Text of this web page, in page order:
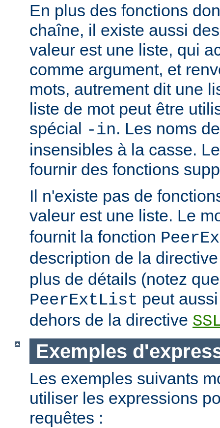
En plus des fonctions
chaîne, il existe aussi
valeur est une liste, qui
comme argument, et
mots, autrement dit une
liste de mot peut être
spécial -in. Les noms
insensibles à la casse.
fournir des fonctions
Il n'existe pas de
valeur est une liste. Le
fournit la fonction
description de la
plus de détails (notez
PeerExtList peut
dehors de la directive
Exemples
Les exemples suivants
utiliser les expressions
requêtes :